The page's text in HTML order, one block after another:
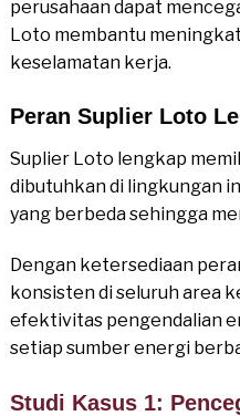
perusahaan dapat
Loto membantu
keselamatan kerja.
Peran Suplier Loto
Suplier Loto lengkap
dibutuhkan di lingkungan
yang berbeda sehingga
Dengan ketersediaan
konsisten di seluruh area
efektivitas pengendalian
setiap sumber energi
Studi Kasus 1: